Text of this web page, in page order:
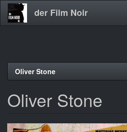
Direkt
der Film Noir
Oliver Stone
Oliver Stone